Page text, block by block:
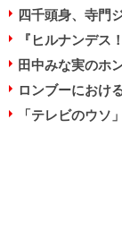
四千頭身、寺門
『ヒルナンデス
田中みな実のホ
ロンブーにおけ
「テレビのウソ